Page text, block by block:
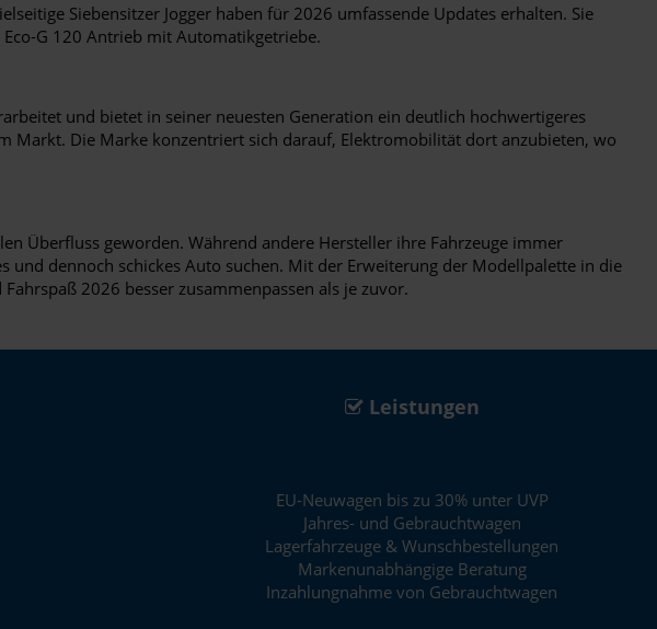
Siebensitzer Jogger haben für 2026 umfassende Updates erhalten. Sie
G 120 Antrieb mit Automatikgetriebe.
und bietet in seiner neuesten Generation ein deutlich hochwertigeres
Markt. Die Marke konzentriert sich darauf, Elektromobilität dort anzubieten, wo
Überfluss geworden. Während andere Hersteller ihre Fahrzeuge immer
dennoch schickes Auto suchen. Mit der Erweiterung der Modellpalette in die
2026 besser zusammenpassen als je zuvor.
Leistungen
EU-Neuwagen bis zu 30% unter UVP
Jahres- und Gebrauchtwagen
Lagerfahrzeuge & Wunschbestellungen
Markenunabhängige Beratung
Inzahlungnahme von Gebrauchtwagen